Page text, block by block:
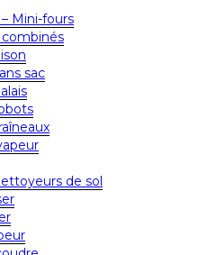
Mini-fours
sac
de sol